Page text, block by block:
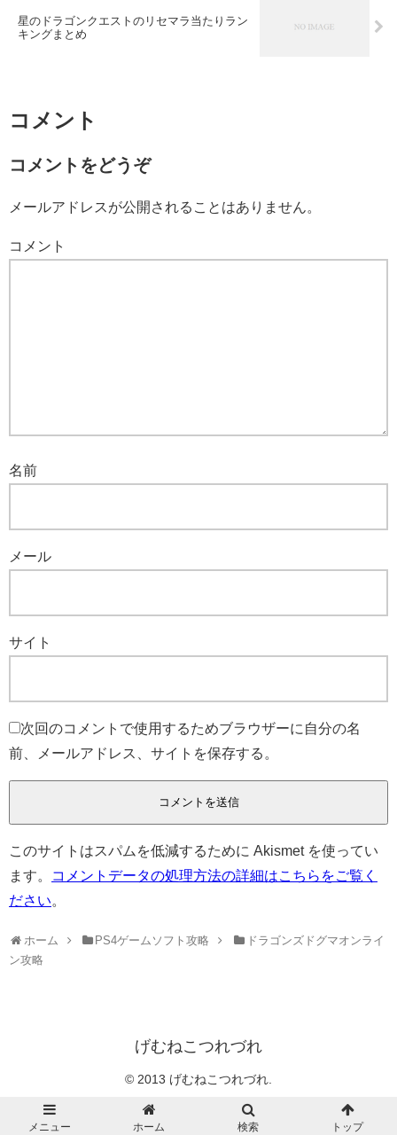
星のドラゴンクエストのリセマラ当たりラン
キングまとめ
コメント
コメントをどうぞ
メールアドレスが公開されることはありません。
コメント
名前
メール
サイト
次回のコメントで使用するためブラウザーに自分の名
前、メールアドレス、サイトを保存する。
このサイトはスパムを低減するために Akismet を使ってい
ます。
コメントデータの処理方法の詳細はこちらをご覧く
ださい。
ホーム PS4ゲームソフト攻略
ドラゴンズドグマオンライ
ン攻略
げむねこつれづれ
© 2013 げむねこつれづれ.
メニュー ホーム 検索 トップ